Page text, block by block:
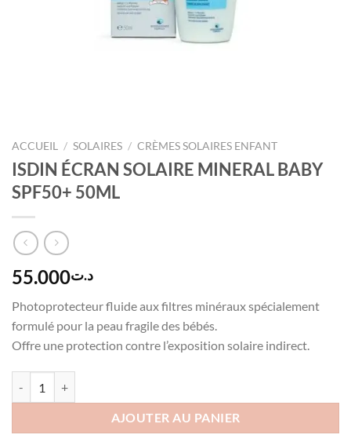
ACCUEIL / SOLAIRES / CRÈMES SOLAIRES ENFANT
ISDIN ÉCRAN SOLAIRE MINERAL BABY
SPF50+ 50ML
د.ت55.000
Photoprotecteur fluide aux filtres minéraux spécialement
formulé pour la peau fragile des bébés.
Offre une protection contre l’exposition solaire indirect.
AJOUTER AU PANIER